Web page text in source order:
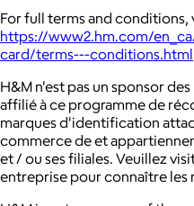
For full terms and conditions,
https://www2.hm.com/
card/terms---conditions.html
H&M n'est pas un sponsor
affilié à ce programme de
marques d'identification
commerce de et
et / ou ses filiales. Veuillez
entreprise pour connaître les